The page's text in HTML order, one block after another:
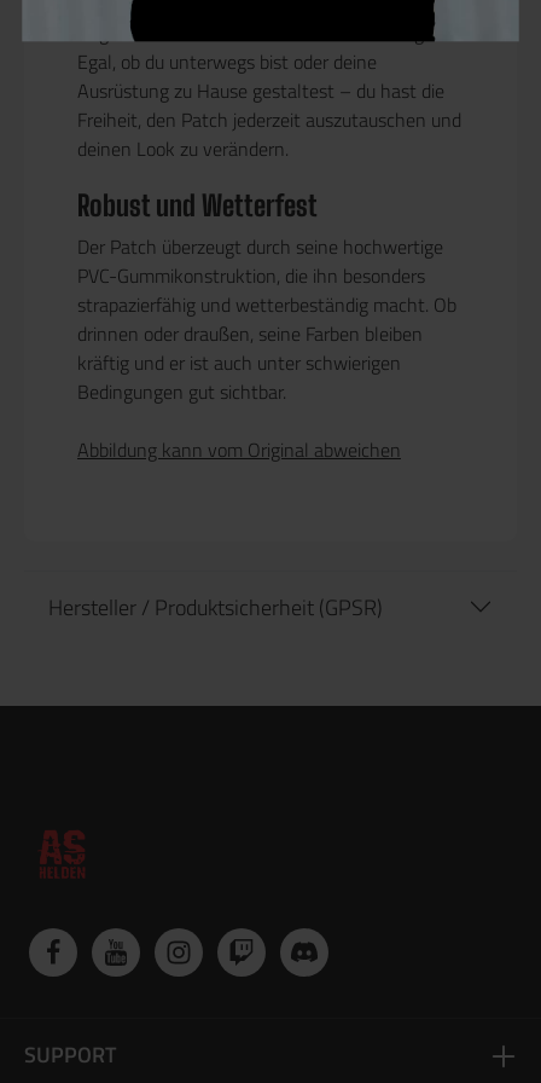
Gegenständen mit Flausch-Fläche befestigen.
Egal, ob du unterwegs bist oder deine
Ausrüstung zu Hause gestaltest – du hast die
Freiheit, den Patch jederzeit auszutauschen und
deinen Look zu verändern.
Robust und Wetterfest
Der Patch überzeugt durch seine hochwertige
PVC-Gummikonstruktion, die ihn besonders
strapazierfähig und wetterbeständig macht. Ob
drinnen oder draußen, seine Farben bleiben
kräftig und er ist auch unter schwierigen
Bedingungen gut sichtbar.
Abbildung kann vom Original abweichen
Hersteller / Produktsicherheit (GPSR)
SUPPORT